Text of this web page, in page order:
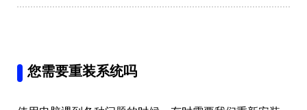
您需要重装系统吗